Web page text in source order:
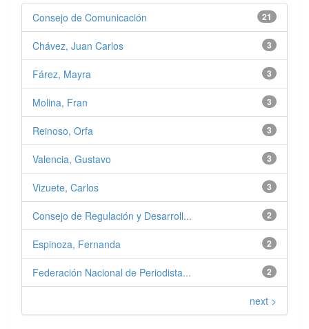
21
Consejo de Comunicación
3
Chávez, Juan Carlos
3
Fárez, Mayra
3
Molina, Fran
3
Reinoso, Orfa
3
Valencia, Gustavo
3
Vizuete, Carlos
2
Consejo de Regulación y Desarroll...
2
Espinoza, Fernanda
2
Federación Nacional de Periodista...
next >